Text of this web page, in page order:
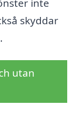
inte
skyddar
utan